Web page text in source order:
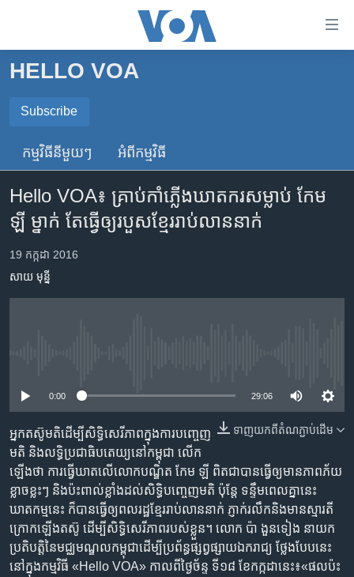
គេហទំព័រ​
រំលង​
ព័ត៌មាន​​
រំលង​
និង​
ចូល​
រំលង​
និង​
ចូល​
ទៅ​
កាន់​
ទំព័រ​
ស្វែង​
រក
កម្ពុជា
អន្តរជាតិ
ចិន
ហេឡូវីអូអេ
កម្ពុជាច្នៃប្រតិដ្ឋ
ព្រឹត្តិការណ៍ព័ត៌មាន
ទូរទស្សន៍ / វីដេអូ​
បណ្តាញ​សង្គម
ភាសា
HELLO VOA
Subscribe
SUBSCRIBE
ទទួល​​​សេវា​​​ Podcast
កម្មវិធី​នីមួយៗ អំពី​កម្មវិធី​
Hello VOA៖ គ្រាប់​កាំភ្លើង​ឃាតករ​សម្លាប់ កែម
ឡី​ ម្នាក់​ តែ​ធ្វើ​ឲ្យ​របួស​ខ្មែរ​រាប់​លាន​នាក់
19 កក្កដា 2016
សាយ មុន្នី
0:00 29:06
ទាញ​យក​ពី​តំណភ្ជាប់​ដើម
អ្នក​តស៊ូ​មតិ​ដើម្បី​សិទ្ធិ​សេរីភាព​ក្នុង​ការ​បញ្ចេញ​
មតិ​ និង​លទ្ធិប្រជាធិបតេយ្យ​នៅ​កម្ពុជា លើក
ឡើង​ថា ការ​ធ្វើឃាត​លើ​លោក​បណ្ឌិត​​ កែម ឡី ពិត​ជា​បាន​ធ្វើ​ឲ្យ​មាន​ភាព​ភ័យ
ខ្លាច​ខ្លះៗ​ និង​ប៉ះពាល់​ខ្លាំង​ដល់​សិទ្ធិ​បញ្ចេញ​មតិ ប៉ុន្តែ ទន្ទឹម​ពេល​គ្នា​នេះ
ឃាតកម្ម​នេះ​ ក៏​បាន​ធ្វើ​ឲ្យ​ពលរដ្ឋ​ខ្មែរ​រាប់​លាន​នាក់​ ភ្ញាក់​រលឹក​និង​មាន​ស្មារតី​
ក្រោក​ឡើង​តស៊ូ ដើម្បី​សិទ្ធិ​សេរីភាព​របស់​ខ្លួន។ លោក ប៉ា ងួនទៀង ​នាយក​
ប្រតិបត្តិ​នៃ​មជ្ឈមណ្ឌល​កម្ពុជា​ដើម្បី​ប្រព័ន្ធ​ផ្សព្វផ្សាយ​ឯករាជ្យ ថ្លែង​បែបនេះ​
នៅ​ក្នុង​កម្មវិធី​ «Hello VOA» កាល​ពី​ថ្ងៃ​ច័ន្ទ ទី​១៨ ខែ​កក្កដា​នេះ៖«ផល​ប៉ះ